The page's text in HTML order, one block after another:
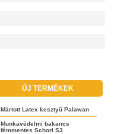
ÚJ TERMÉKEK
Mártott Latex kesztyű Palawan
Munkavédelmi bakancs
fémmentes Schorl S3